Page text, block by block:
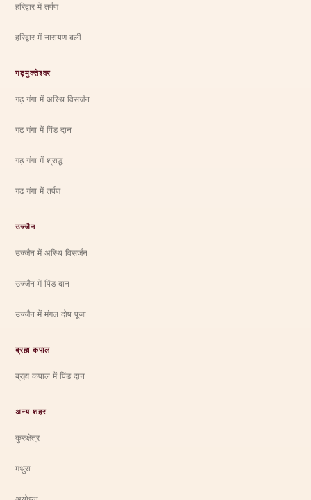
हरिद्वार में तर्पण
हरिद्वार में नारायण बली
गढ़मुक्तेश्वर
गढ़ गंगा में अस्थि विसर्जन
गढ़ गंगा में पिंड दान
गढ़ गंगा में श्राद्ध
गढ़ गंगा में तर्पण
उज्जैन
उज्जैन में अस्थि विसर्जन
उज्जैन में पिंड दान
उज्जैन में मंगल दोष पूजा
ब्रह्म कपाल
ब्रह्म कपाल में पिंड दान
अन्य शहर
कुरुक्षेत्र
मथुरा